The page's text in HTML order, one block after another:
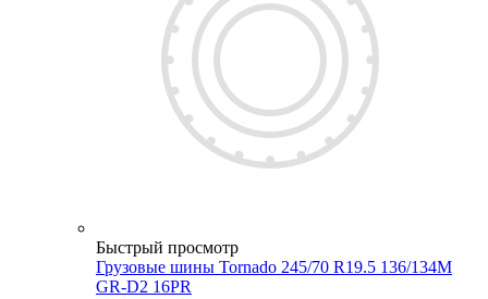
Быстрый просмотр
Грузовые шины Tornado 245/70 R19.5 136/134M
GR-D2 16PR